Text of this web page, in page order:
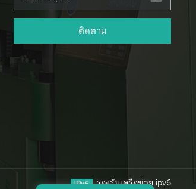
ติดตาม
รองรับเครือข่าย ipv6